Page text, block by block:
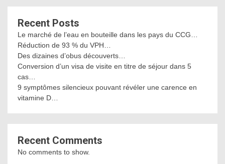
Recent Posts
Le marché de l’eau en bouteille dans les pays du CCG…
Réduction de 93 % du VPH…
Des dizaines d’obus découverts…
Conversion d’un visa de visite en titre de séjour dans 5
cas…
9 symptômes silencieux pouvant révéler une carence en
vitamine D…
Recent Comments
No comments to show.